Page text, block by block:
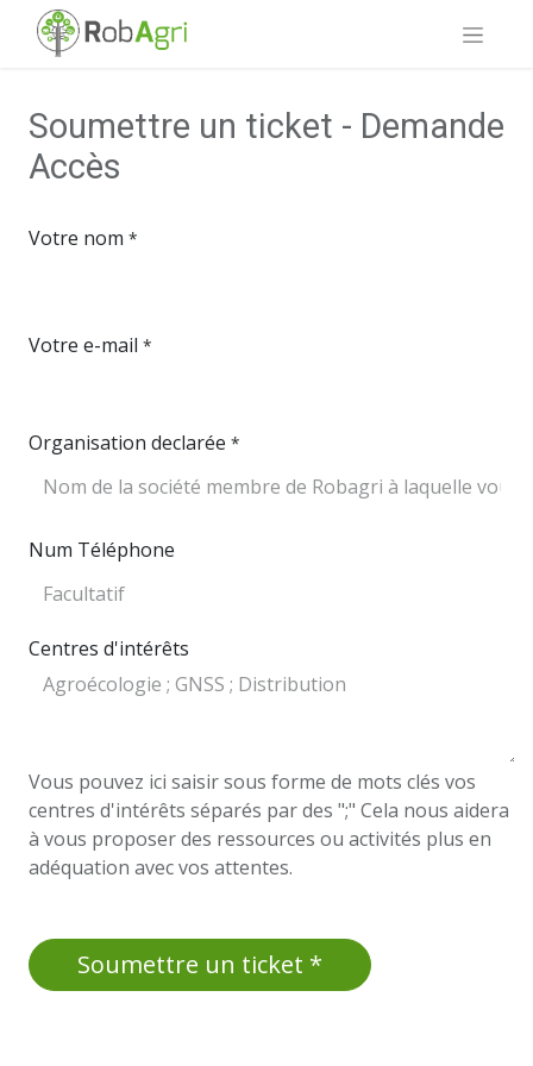
Soumettre un ticket - Demande
Accès
Votre nom *
Votre e-mail *
Organisation declarée *
Num Téléphone
Centres d'intérêts
Vous pouvez ici saisir sous forme de mots clés vos
centres d'intérêts séparés par des ";" Cela nous aidera
à vous proposer des ressources ou activités plus en
adéquation avec vos attentes.
Soumettre un ticket *